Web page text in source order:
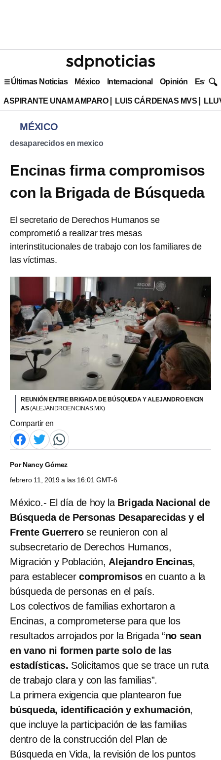
Últimas Noticias México Internacional Opinión Estilo
ASPIRANTE UNAM AMPARO LUIS CÁRDENAS MVS
MÉXICO
desaparecidos en mexico
Encinas firma compromisos
con la Brigada de Búsqueda
El secretario de Derechos Humanos se
comprometió a realizar tres mesas
interinstitucionales de trabajo con los familiares de
las víctimas.
REUNIÓN ENTRE BRIGADA DE BÚSQUEDA Y ALEJANDRO ENCIN
AS(ALEJANDROENCINAS.MX)
Compartir en
PorNancy Gómez
febrero 11, 2019 a las 16:01 GMT-6
México.- El día de hoy la Brigada Nacional de
Búsqueda de Personas Desaparecidas y el
Frente Guerrerose reunieron con al
subsecretario de Derechos Humanos,
Migración y Población, Alejandro Encinas,
para establecercompromisosen cuanto a la
búsqueda de personas en el país.
Los colectivos de familias exhortaron a
Encinas, a comprometerse para que los
resultados arrojados por la Brigada “no sean
en vano ni formen parte solo de las
estadísticas. Solicitamos que se trace un ruta
de trabajo clara y con las familias”.
La primera exigencia que plantearon fue
búsqueda, identificación y exhumación,
que incluye la participación de las familias
dentro de la construcción del Plan de
Búsqueda en Vida, la revisión de los puntos